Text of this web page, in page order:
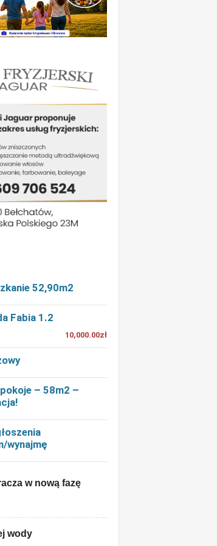
52,90m2
Fabia 1.2
10,000.00zł
– 58m2 –
wynajmę
w nową fazę
wody